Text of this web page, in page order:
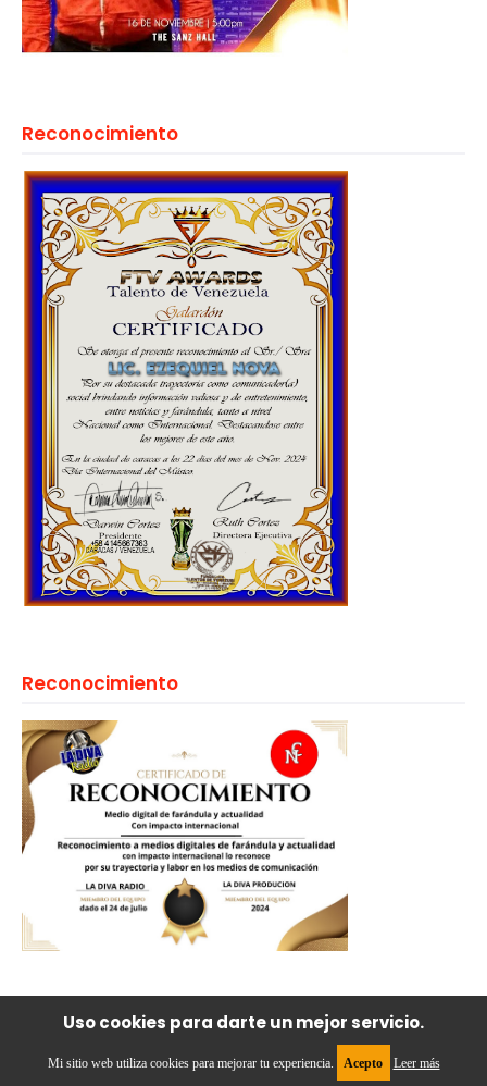
Reconocimiento
Reconocimiento
Reconocimiento
Uso cookies para darte un mejor servicio.
Mi sitio web utiliza cookies para mejorar tu experiencia. Acepto Leer más